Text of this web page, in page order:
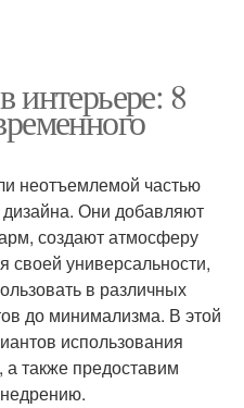
интерьере: 8
неотъемлемой частью
Они добавляют
создают атмосферу
своей универсальности,
в различных
до минимализма. В этой
использования
а также предоставим